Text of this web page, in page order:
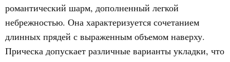
романтический шарм, дополненный легкой
небрежностью. Она характеризуется сочетанием
длинных прядей с выраженным объемом наверху.
Прическа допускает различные варианты укладки, что